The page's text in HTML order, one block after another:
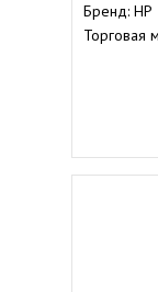
Бренд: HP
Торговая